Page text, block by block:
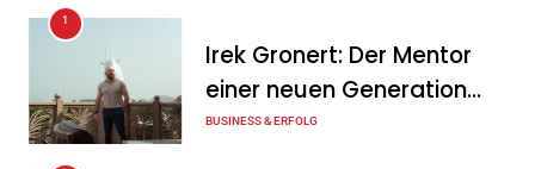
Geschäftsverlauf im
zweiten Quartal
1
Irek Gronert: Der Mentor
einer neuen Generation
von Unternehmern
BUSINESS & ERFOLG